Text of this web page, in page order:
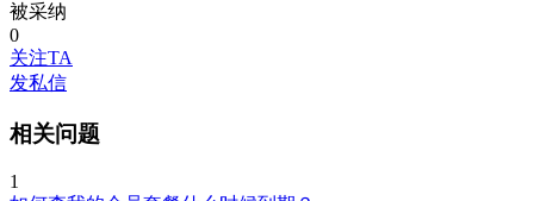
被采纳
0
关注TA
发私信
相关问题
1